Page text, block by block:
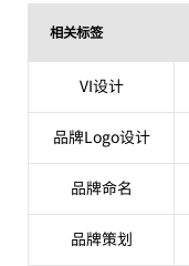
相关标签
VI设计
品牌Logo设计
品牌命名
品牌策划